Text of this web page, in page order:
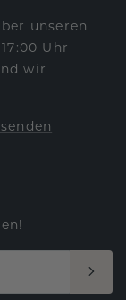
unseren
Uhr
wir